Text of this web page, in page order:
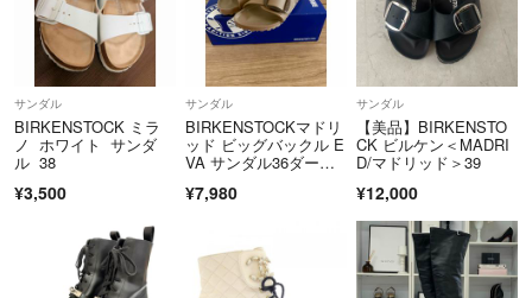
サンダル
BIRKENSTOCK ミラ
ノ ホワイト サンダ
ル 38
¥3,500
サンダル
BIRKENSTOCKマドリ
ッド ビッグバックル E
VA サンダル36ダーク
¥7,980
サンダル
【美品】BIRKENSTO
CK ビルケン＜MADRI
D/マドリッド＞39
¥12,000